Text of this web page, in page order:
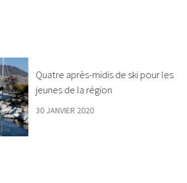
Quatre après-midis de ski pour les
jeunes de la région
30 JANVIER 2020